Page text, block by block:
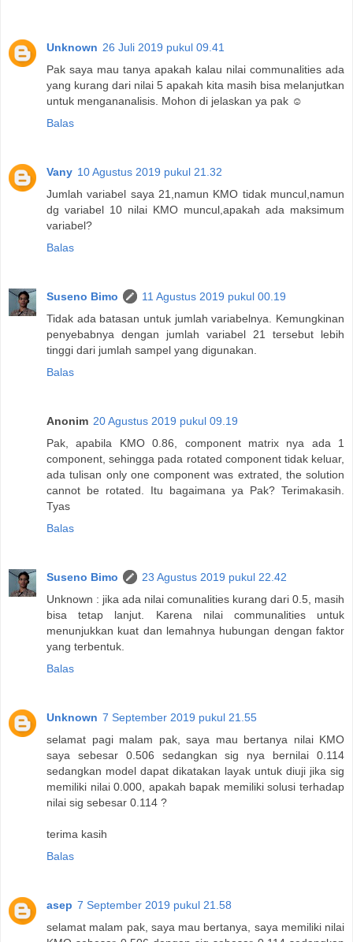
Unknown 26 Juli 2019 pukul 09.41
Pak saya mau tanya apakah kalau nilai communalities ada
yang kurang dari nilai 5 apakah kita masih bisa melanjutkan
untuk mengananalisis. Mohon di jelaskan ya pak ☺️
Balas
Vany 10 Agustus 2019 pukul 21.32
Jumlah variabel saya 21,namun KMO tidak muncul,namun
dg variabel 10 nilai KMO muncul,apakah ada maksimum
variabel?
Balas
Suseno Bimo
11 Agustus 2019 pukul 00.19
Tidak ada batasan untuk jumlah variabelnya. Kemungkinan
penyebabnya dengan jumlah variabel 21 tersebut lebih
tinggi dari jumlah sampel yang digunakan.
Balas
Anonim 20 Agustus 2019 pukul 09.19
Pak, apabila KMO 0.86, component matrix nya ada 1
component, sehingga pada rotated component tidak keluar,
ada tulisan only one component was extrated, the solution
cannot be rotated. Itu bagaimana ya Pak? Terimakasih.
Tyas
Balas
Suseno Bimo
23 Agustus 2019 pukul 22.42
Unknown : jika ada nilai comunalities kurang dari 0.5, masih
bisa tetap lanjut. Karena nilai communalities untuk
menunjukkan kuat dan lemahnya hubungan dengan faktor
yang terbentuk.
Balas
Unknown 7 September 2019 pukul 21.55
selamat pagi malam pak, saya mau bertanya nilai KMO
saya sebesar 0.506 sedangkan sig nya bernilai 0.114
sedangkan model dapat dikatakan layak untuk diuji jika sig
memiliki nilai 0.000, apakah bapak memiliki solusi terhadap
nilai sig sebesar 0.114 ?
terima kasih
Balas
asep 7 September 2019 pukul 21.58
selamat malam pak, saya mau bertanya, saya memiliki nilai